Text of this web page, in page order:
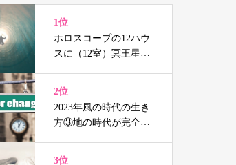
1位
ホロスコープの12ハウ
スに（12室）冥王星、
2位
2023年風の時代の生き
方③地の時代が完全に
3位